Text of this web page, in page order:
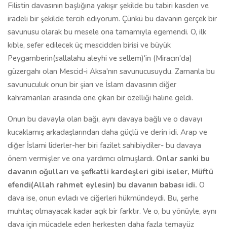
Filistin davasının başlığına yakışır şekilde bu tabiri kasden ve
iradeli bir şekilde tercih ediyorum. Çünkü bu davanın gerçek bir
savunusu olarak bu mesele ona tamamıyla egemendi. O, ilk
kıble, sefer edilecek üç mescidden birisi ve büyük
Peygamberin(sallalahu aleyhi ve sellem)'in (Miracın'da)
güzergahı olan Mescid-i Aksa'nın savunucusuydu. Zamanla bu
savunuculuk onun bir şiarı ve İslam davasının diğer
kahramanları arasında öne çıkan bir özelliği haline geldi.
Onun bu davayla olan bağı, aynı davaya bağlı ve o davayı
kucaklamış arkadaşlarından daha güçlü ve derin idi. Arap ve
diğer İslami liderler-her biri fazilet sahibiydiler- bu davaya
önem vermişler ve ona yardımcı olmuşlardı. Onlar sanki bu
davanın oğulları ve şefkatli kardeşleri gibi iseler, Müftü
efendi(Allah rahmet eylesin) bu davanın babası idi. O
dava ise, onun evladı ve ciğerleri hükmündeydi. Bu, şerhe
muhtaç olmayacak kadar açık bir farktır. Ve o, bu yönüyle, aynı
dava için mücadele eden herkesten daha fazla temayüz